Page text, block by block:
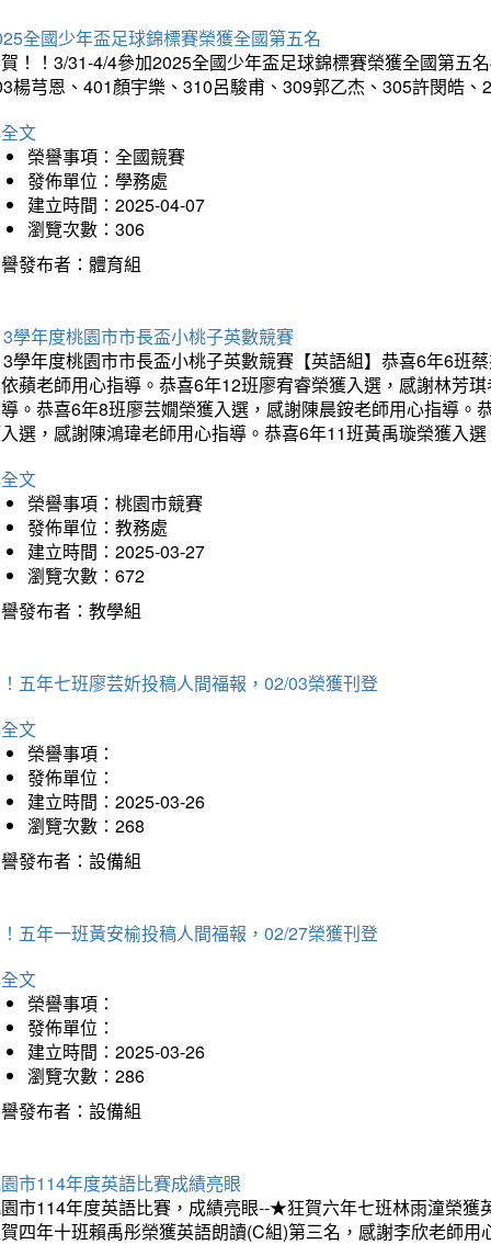
全國少年盃足球錦標賽榮獲全國第五名
！！3/31-4/4參加2025全國少年盃足球錦標賽榮獲全國第五
楊芎恩、401顏宇樂、310呂駿甫、309郭乙杰、305許閔皓
文
榮譽事項：全國競賽
發佈單位：學務處
建立時間：2025-04-07
瀏覽次數：306
發布者：體育組
學年度桃園市市長盃小桃子英數競賽
學年度桃園市市長盃小桃子英數競賽【英語組】恭喜6年6班
蘋老師用心指導。恭喜6年12班廖宥睿榮獲入選，感謝林芳
。恭喜6年8班廖芸嫺榮獲入選，感謝陳晨銨老師用心指導
選，感謝陳鴻瑋老師用心指導。恭喜6年11班黃禹璇榮獲入
文
榮譽事項：桃園市競賽
發佈單位：教務處
建立時間：2025-03-27
瀏覽次數：672
發布者：教學組
五年七班廖芸妡投稿人間福報，02/03榮獲刊登
文
榮譽事項：
發佈單位：
建立時間：2025-03-26
瀏覽次數：268
發布者：設備組
五年一班黃安榆投稿人間福報，02/27榮獲刊登
文
榮譽事項：
發佈單位：
建立時間：2025-03-26
瀏覽次數：286
發布者：設備組
市114年度英語比賽成績亮眼
市114年度英語比賽，成績亮眼--★狂賀六年七班林雨潼榮
四年十班賴禹彤榮獲英語朗讀(C組)第三名，感謝李欣老師